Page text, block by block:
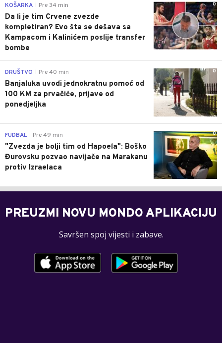
0
KOŠARKA Pre 34 min
Da li je tim Crvene zvezde
kompletiran? Evo šta se dešava sa
Kampacom i Kalinićem poslije transfer
bombe
0
DRUŠTVO Pre 40 min
Banjaluka uvodi jednokratnu pomoć od
100 KM za prvačiće, prijave od
ponedjeljka
0
FUDBAL Pre 49 min
"Zvezda je bolji tim od Hapoela": Boško
Đurovsku pozvao navijače na Marakanu
protiv Izraelaca
PREUZMI NOVU MONDO APLIKACIJU
Savršen spoj vijesti i zabave.